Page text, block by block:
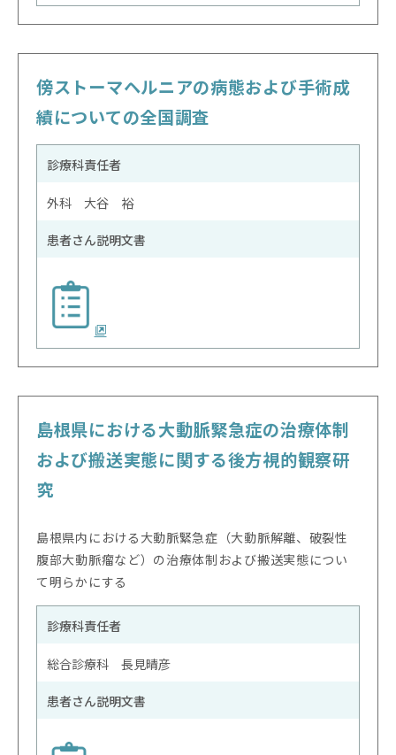
傍ストーマヘルニアの病態および手術成
績についての全国調査
診療科責任者
外科 大谷 裕
患者さん説明文書
島根県における大動脈緊急症の治療体制
および搬送実態に関する後方視的観察研
究
島根県内における大動脈緊急症（大動脈解離、破裂性
腹部大動脈瘤など）の治療体制および搬送実態につい
て明らかにする
診療科責任者
総合診療科 長見晴彦
患者さん説明文書